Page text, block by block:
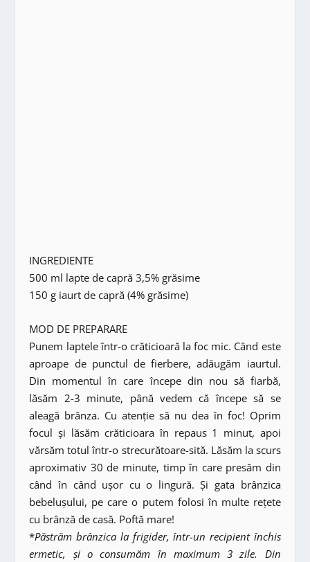
INGREDIENTE
500 ml lapte de capră 3,5% grăsime
150 g iaurt de capră (4% grăsime)
MOD DE PREPARARE
Punem laptele într-o crăticioară la foc mic. Când este
aproape de punctul de fierbere, adăugăm iaurtul.
Din momentul în care începe din nou să fiarbă,
lăsăm 2-3 minute, până vedem că începe să se
aleagă brânza. Cu atenție să nu dea în foc! Oprim
focul și lăsăm crăticioara în repaus 1 minut, apoi
vărsăm totul într-o strecurătoare-sită. Lăsăm la scurs
aproximativ 30 de minute, timp în care presăm din
când în când ușor cu o lingură. Și gata brânzica
bebelușului, pe care o putem folosi în multe rețete
cu brânză de casă. Poftă mare!
*Păstrăm brânzica la frigider, într-un recipient închis
ermetic, și o consumăm în maximum 3 zile. Din